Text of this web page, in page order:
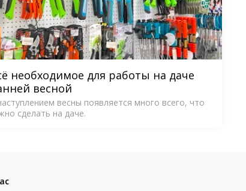
необходимое для работы на даче
весной
весны появляется много всего, что
сделать на даче.